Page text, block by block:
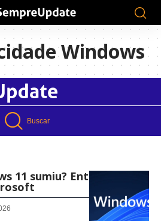
Windows
Buscar
11 sumiu? Entenda a